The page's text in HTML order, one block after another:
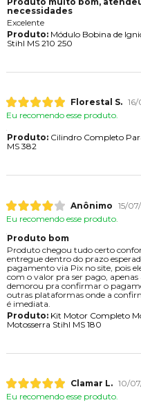
necessidades
Excelente
Produto:Módulo Bobina de
Stihl MS 210 250
Florestal S.
Eu recomendo esse produto.
Produto:Cilindro Completo
MS 382
Anônimo 15/
Eu recomendo esse produto.
Produto bom
Produto chegou tudo certo
entregue dentro do prazo
pagamento via Pix no site, pois
com o valor pra ser pago, apenas
demorou pra confirmar o
outras plataformas onde a
é imediata.
Produto:Kit Motor Completo
Motosserra Stihl MS 180
Clamar L. 10/
Eu recomendo esse produto.